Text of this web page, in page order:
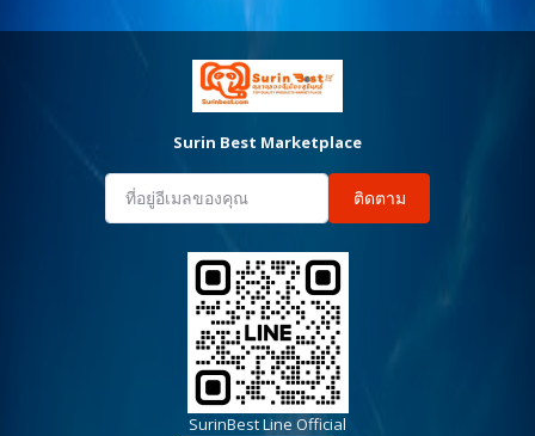
Surin Best Marketplace
ติดตาม
SurinBest Line Official